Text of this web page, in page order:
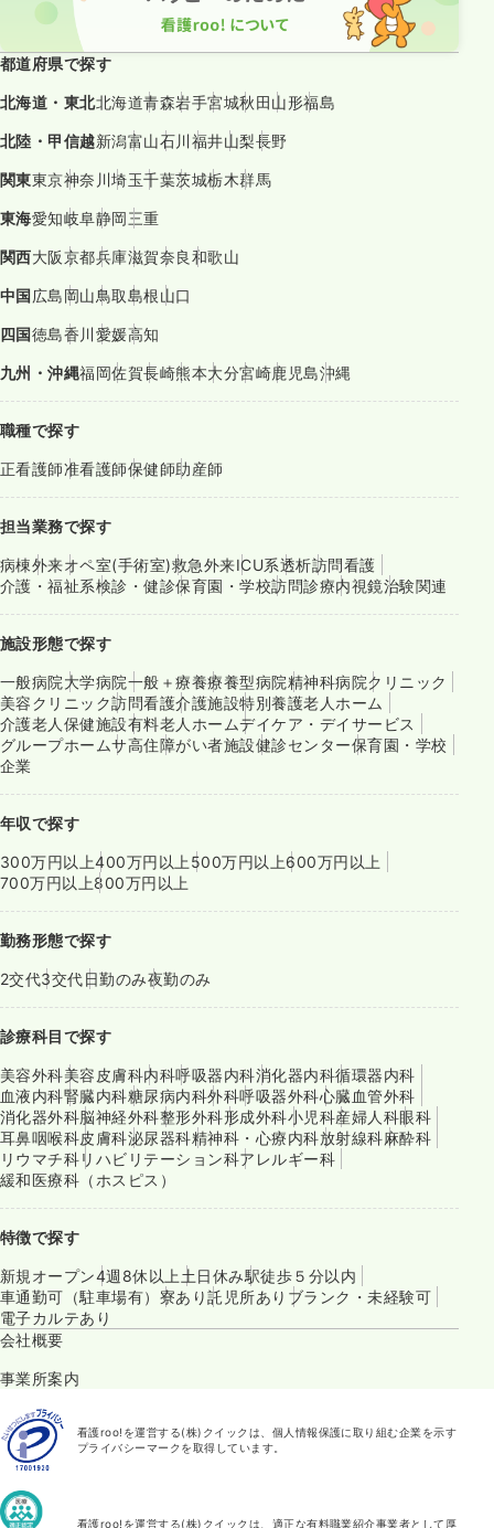
都道府県で探す
北海道・東北北海道青森岩手宮城秋田山形福島
北陸・甲信越新潟富山石川福井山梨長野
関東東京神奈川埼玉千葉茨城栃木群馬
東海愛知岐阜静岡三重
関西大阪京都兵庫滋賀奈良和歌山
中国広島岡山鳥取島根山口
四国徳島香川愛媛高知
九州・沖縄福岡佐賀長崎熊本大分宮崎鹿児島沖縄
職種で探す
正看護師准看護師保健師助産師
担当業務で探す
病棟外来オペ室(手術室)救急外来ICU系透析訪問看護
介護・福祉系検診・健診保育園・学校訪問診療内視鏡治験関連
施設形態で探す
一般病院大学病院一般＋療養療養型病院精神科病院クリニック
美容クリニック訪問看護介護施設特別養護老人ホーム
介護老人保健施設有料老人ホームデイケア・デイサービス
グループホームサ高住障がい者施設健診センター保育園・学校
企業
年収で探す
300万円以上400万円以上 500万円以上600万円以上
700万円以上800万円以上
勤務形態で探す
2交代3交代日勤のみ夜勤のみ
診療科目で探す
美容外科美容皮膚科内科呼吸器内科消化器内科循環器内科
血液内科腎臓内科糖尿病内科外科呼吸器外科心臓血管外科
消化器外科脳神経外科整形外科形成外科小児科産婦人科眼科
耳鼻咽喉科皮膚科泌尿器科精神科・心療内科放射線科麻酔科
リウマチ科リハビリテーション科アレルギー科
緩和医療科（ホスピス）
特徴で探す
新規オープン4週8休以上 土日休み駅徒歩５分以内
車通勤可（駐車場有） 寮あり託児所あり ブランク・未経験可
電子カルテあり
会社概要
事業所案内
看護roo!を運営する(株)クイックは、個人情報保護に取り組む企業を示す
プライバシーマークを取得しています。
看護roo!を運営する(株)クイックは、適正な有料職業紹介事業者として厚